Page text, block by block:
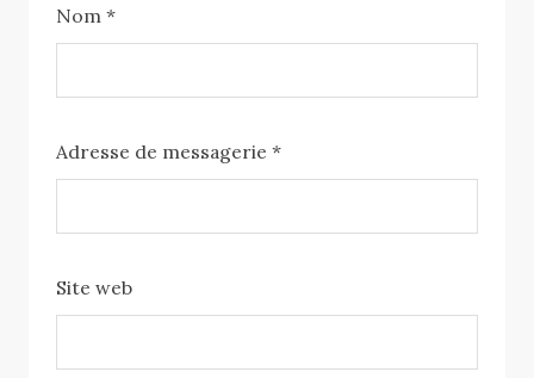
Nom*
Adresse de messagerie*
Site web